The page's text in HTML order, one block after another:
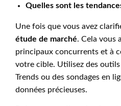
Quelles sont les
Une fois que vous avez
étude de marché. Cela vous
principaux concurrents et à
votre cible. Utilisez des
Trends ou des sondages en
données précieuses.